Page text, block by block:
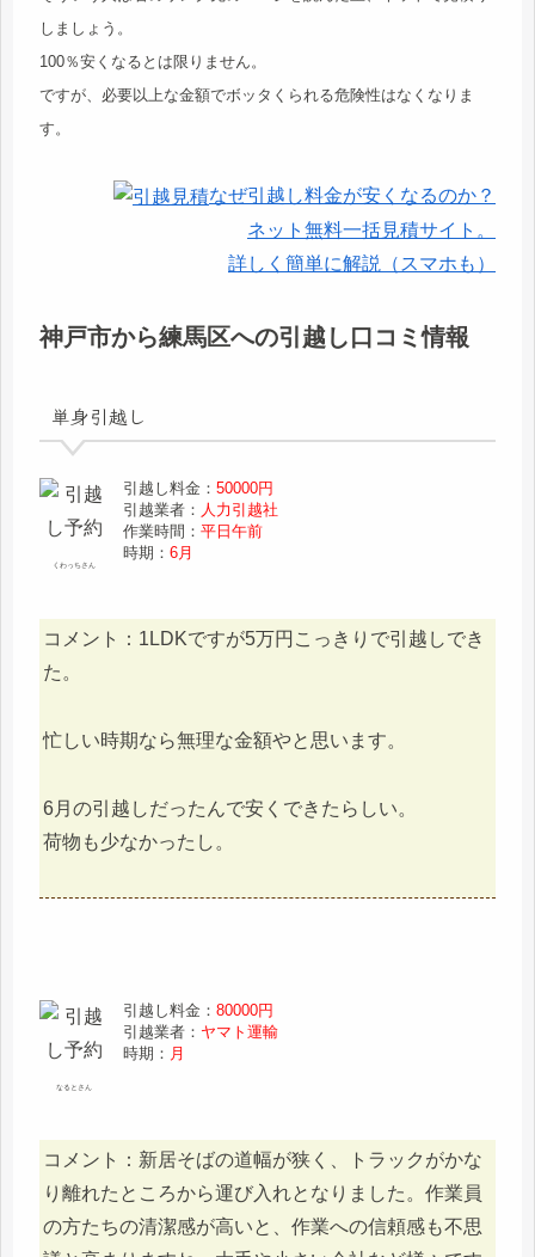
しましょう。
100％安くなるとは限りません。
ですが、必要以上な金額でボッタくられる危険性はなくなりま
す。
なぜ引越し料金が安くなるのか？
ネット無料一括見積サイト。
詳しく簡単に解説（スマホも）
神戸市から練馬区への引越し口コミ情報
単身引越し
くわっちさん
引越し料金：50000円
引越業者： 人力引越社
作業時間：平日午前
時期：6月
コメント：1LDKですが5万円こっきりで引越しでき
た。
忙しい時期なら無理な金額やと思います。
6月の引越しだったんで安くできたらしい。
荷物も少なかったし。
なるとさん
引越し料金：80000円
引越業者： ヤマト運輸
時期： 月
コメント：新居そばの道幅が狭く、トラックがかな
り離れたところから運び入れとなりました。作業員
の方たちの清潔感が高いと、作業への信頼感も不思